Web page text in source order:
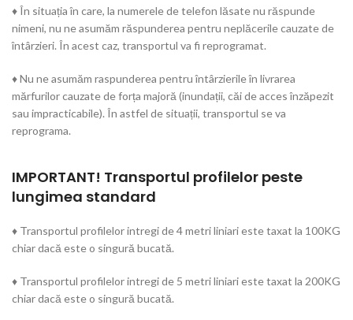
♦ În situația în care, la numerele de telefon lăsate nu răspunde
nimeni, nu ne asumăm răspunderea pentru neplăcerile cauzate de
întârzieri. În acest caz, transportul va fi reprogramat.
♦ Nu ne asumăm raspunderea pentru întârzierile în livrarea
mărfurilor cauzate de forța majoră (inundații, căi de acces înzăpezit
sau impracticabile). În astfel de situații, transportul se va
reprograma.
IMPORTANT! Transportul profilelor peste
lungimea standard
♦ Transportul profilelor intregi de 4 metri liniari este taxat la 100KG
chiar dacă este o singură bucată.
♦ Transportul profilelor intregi de 5 metri liniari este taxat la 200KG
chiar dacă este o singură bucată.